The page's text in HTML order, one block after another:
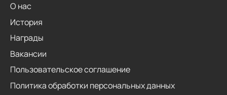
О нас
История
Награды
Вакансии
Пользовательское соглашение
Политика обработки персональных данных